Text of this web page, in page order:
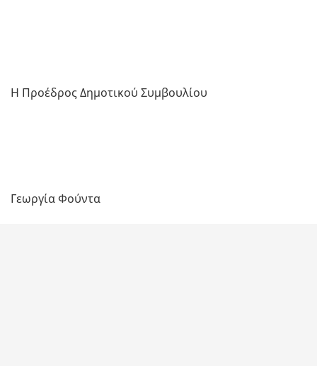
Η Προέδρος Δημοτικού Συμβουλίου
Γεωργία Φούντα